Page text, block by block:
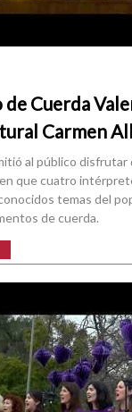
Cuerda
Carmen
al público disfrutar
que cuatro
temas del
de cuerda.